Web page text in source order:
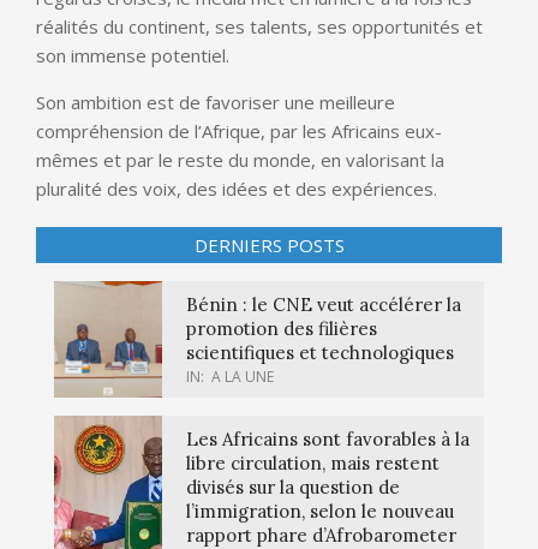
réalités du continent, ses talents, ses opportunités et
son immense potentiel.
Son ambition est de favoriser une meilleure
compréhension de l’Afrique, par les Africains eux-
mêmes et par le reste du monde, en valorisant la
pluralité des voix, des idées et des expériences.
DERNIERS POSTS
Bénin : le CNE veut accélérer la
promotion des filières
scientifiques et technologiques
IN: A LA UNE
Les Africains sont favorables à la
libre circulation, mais restent
divisés sur la question de
l’immigration, selon le nouveau
rapport phare d’Afrobarometer